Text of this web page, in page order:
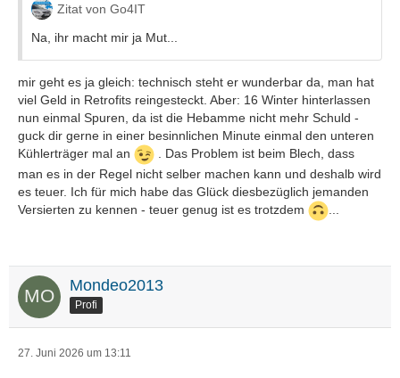
Zitat von Go4IT
Na, ihr macht mir ja Mut...
mir geht es ja gleich: technisch steht er wunderbar da, man hat
viel Geld in Retrofits reingesteckt. Aber: 16 Winter hinterlassen
nun einmal Spuren, da ist die Hebamme nicht mehr Schuld -
guck dir gerne in einer besinnlichen Minute einmal den unteren
Kühlerträger mal an
. Das Problem ist beim Blech, dass
man es in der Regel nicht selber machen kann und deshalb wird
es teuer. Ich für mich habe das Glück diesbezüglich jemanden
Versierten zu kennen - teuer genug ist es trotzdem
Mondeo2013
Profi
27. Juni 2026 um 13:11